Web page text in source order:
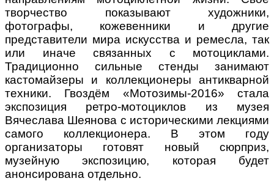
творчество показывают художники,
фотографы, кожевенники и другие
представители мира искусства и ремесла, так
или иначе связанных с мотоциклами.
Традиционно сильные стенды занимают
кастомайзеры и коллекционеры антикварной
техники. Гвоздём «Мотозимы-2016» стала
экспозиция ретро-мотоциклов из музея
Вячеслава Шеянова с историческими лекциями
самого коллекционера. В этом году
организаторы готовят новый сюрприз,
музейную экспозицию, которая будет
анонсирована отдельно.